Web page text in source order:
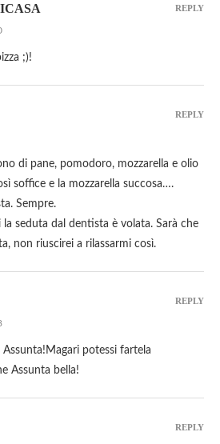
;)!
REPLY
di pane, pomodoro, mozzarella e olio
soffice e la mozzarella succosa….
Sempre.
seduta dal dentista è volata. Sarà che
non riuscirei a rilassarmi così.
REPLY
potessi fartela
Assunta bella!
REPLY
REPLY